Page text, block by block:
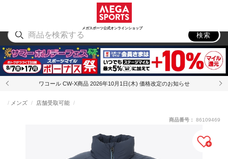
メガスポーツ公式オンラインショップ
アウトドア
検索
ワコール CW-X商品 2026年10月1日(木) 価格改定のお知らせ
メンズ 店舗受取可能
商品番号： 86109469